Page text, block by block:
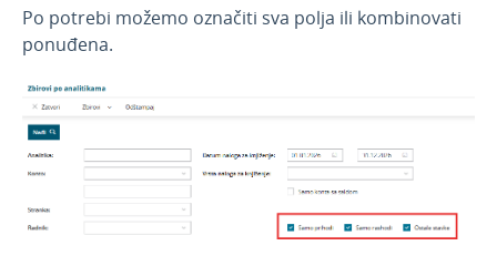
Po potrebi možemo označiti sva polja ili kombinovati
ponuđena.